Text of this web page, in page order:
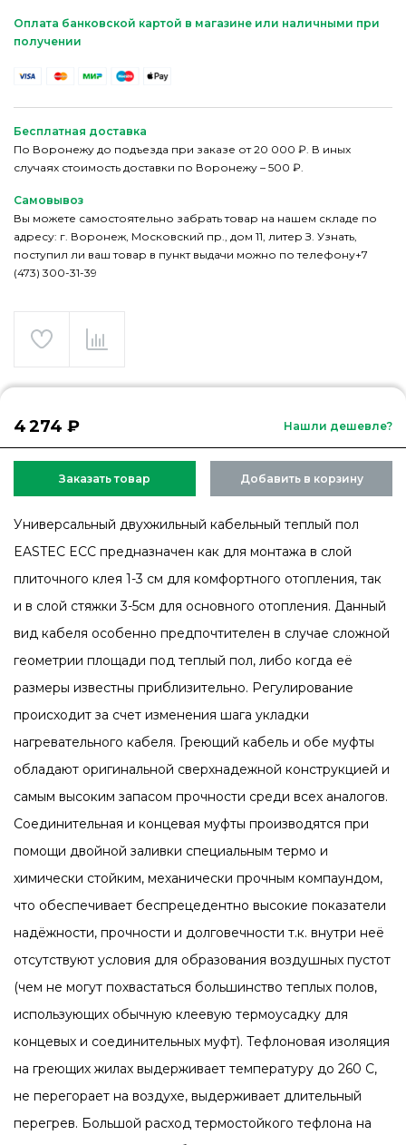
Оплата банковской картой в магазине или наличными при
получении
Бесплатная доставка
По Воронежу до подъезда при заказе от 20 000 ₽. В иных
случаях стоимость доставки по Воронежу – 500 ₽.
Самовывоз
Вы можете самостоятельно забрать товар на нашем складе по
адресу: г. Воронеж, Московский пр., дом 11, литер З. Узнать,
поступил ли ваш товар в пункт выдачи можно по телефону+7
(473) 300-31-39
4 274 ₽ Нашли дешевле?
Заказать товар Добавить в корзину
Универсальный двухжильный кабельный теплый пол
EASTEC ECC предназначен как для монтажа в слой
плиточного клея 1-3 см для комфортного отопления, так
и в слой стяжки 3-5см для основного отопления. Данный
вид кабеля особенно предпочтителен в случае сложной
геометрии площади под теплый пол, либо когда её
размеры известны приблизительно. Регулирование
происходит за счет изменения шага укладки
нагревательного кабеля. Греющий кабель и обе муфты
обладают оригинальной сверхнадежной конструкцией и
самым высоким запасом прочности среди всех аналогов.
Соединительная и концевая муфты производятся при
помощи двойной заливки специальным термо и
химически стойким, механически прочным компаундом,
что обеспечивает беспрецедентно высокие показатели
надёжности, прочности и долговечности т.к. внутри неё
отсутствуют условия для образования воздушных пустот
(чем не могут похвастаться большинство теплых полов,
использующих обычную клеевую термоусадку для
концевых и соединительных муфт). Тефлоновая изоляция
на греющих жилах выдерживает температуру до 260 С,
не перегорает на воздухе, выдерживает длительный
перегрев. Большой расход термостойкого тефлона на